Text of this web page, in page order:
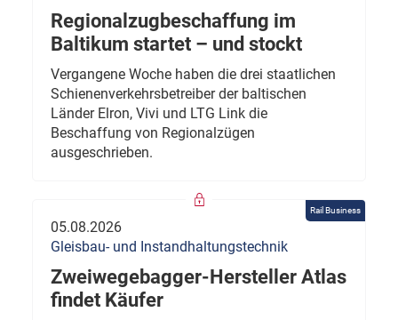
Regionalzugbeschaffung im
Baltikum startet – und stockt
Vergangene Woche haben die drei staatlichen
Schienenverkehrsbetreiber der baltischen
Länder Elron, Vivi und LTG Link die
Beschaffung von Regionalzügen
ausgeschrieben.
Rail Business
05.08.2026
Gleisbau- und Instandhaltungstechnik
Zweiwegebagger-Hersteller Atlas
findet Käufer